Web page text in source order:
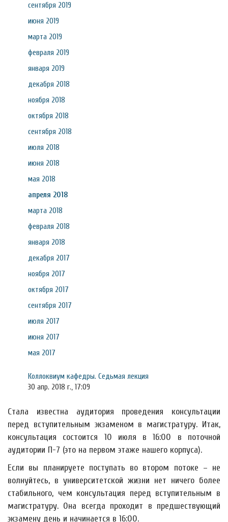
сентября 2019
июня 2019
марта 2019
февраля 2019
января 2019
декабря 2018
ноября 2018
октября 2018
сентября 2018
июля 2018
июня 2018
мая 2018
апреля 2018
марта 2018
февраля 2018
января 2018
декабря 2017
ноября 2017
октября 2017
сентября 2017
июля 2017
июня 2017
мая 2017
Коллоквиум кафедры. Седьмая лекция
30 апр. 2018 г., 17:09
Стала известна аудитория проведения консультации
перед вступительным экзаменом в магистратуру. Итак,
консультация состоится 10 июля в 16:00 в поточной
аудитории П-7 (это на первом этаже нашего корпуса).
Если вы планируете поступать во втором потоке – не
волнуйтесь, в университетской жизни нет ничего более
стабильного, чем консультация перед вступительным в
магистратуру. Она всегда проходит в предшествующий
экзамену день и начинается в 16:00.